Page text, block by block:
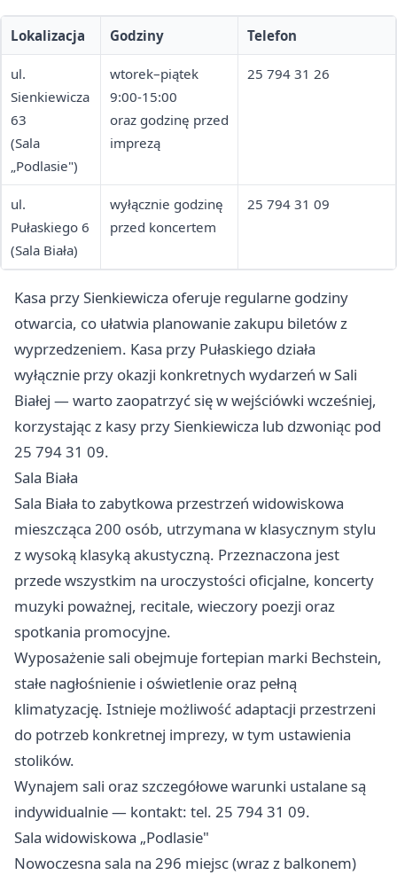
Lokalizacja Godziny Telefon
ul.
Sienkiewicza
63
(Sala
„Podlasie")
wtorek–piątek
9:00-15:00
oraz godzinę przed
imprezą
25 794 31 26
ul.
Pułaskiego 6
(Sala Biała)
wyłącznie godzinę
przed koncertem
25 794 31 09
Kasa przy Sienkiewicza oferuje regularne godziny
otwarcia, co ułatwia planowanie zakupu biletów z
wyprzedzeniem. Kasa przy Pułaskiego działa
wyłącznie przy okazji konkretnych wydarzeń w Sali
Białej — warto zaopatrzyć się w wejściówki wcześniej,
korzystając z kasy przy Sienkiewicza lub dzwoniąc pod
25 794 31 09.
Sala Biała
Sala Biała to zabytkowa przestrzeń widowiskowa
mieszcząca 200 osób, utrzymana w klasycznym stylu
z wysoką klasyką akustyczną. Przeznaczona jest
przede wszystkim na uroczystości oficjalne, koncerty
muzyki poważnej, recitale, wieczory poezji oraz
spotkania promocyjne.
Wyposażenie sali obejmuje fortepian marki Bechstein,
stałe nagłośnienie i oświetlenie oraz pełną
klimatyzację. Istnieje możliwość adaptacji przestrzeni
do potrzeb konkretnej imprezy, w tym ustawienia
stolików.
Wynajem sali oraz szczegółowe warunki ustalane są
indywidualnie — kontakt: tel. 25 794 31 09.
Sala widowiskowa „Podlasie"
Nowoczesna sala na 296 miejsc (wraz z balkonem)